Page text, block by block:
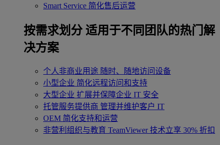
Smart Service 简化售后运营
按需求划分 适用于不同团队的热门解
决方案
个人非商业用途 随时、随地访问设备
小型企业 简化远程访问和支持
大型企业 扩展并保障企业 IT 安全
托管服务提供商 管理并维护客户 IT
OEM 简化支持和运营
非营利组织与教育 TeamViewer 技术立享 30% 折扣